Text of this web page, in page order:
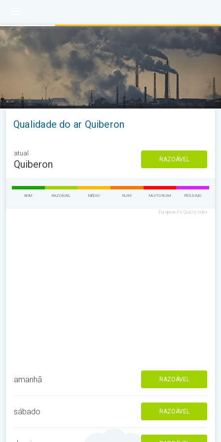
Qualidade do ar Quiberon
atual
Quiberon RAZOÁVEL
BOM RAZOÁVEL MÉDIO RUIM MUITO RUIM PÉSSIMO
European Air Quality Index
amanhã RAZOÁVEL
sábado RAZOÁVEL